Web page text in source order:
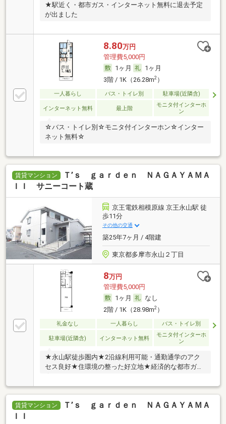
★駅近く・都市ガス・インターネット無料に退去予定
が出ました
8.80万円
管理費5,000円
1ヶ月
1ヶ月
3階 / 1K（26.28m2）
一人暮らし バス・トイレ別 駐車場(近隣含)
インターネット無料 最上階
モニタ付インターホ
ン
☆バス・トイレ別☆モニタ付インターホン☆インター
ネット無料☆
賃貸マンション
Ｔ’ｓ ｇａｒｄｅｎ ＮＡＧＡＹＡＭＡ
ＩＩ サニーコート蔵
京王電鉄相模原線 京王永山駅 徒
歩11分
その他の交通
築25年7ヶ月 / 4階建
東京都多摩市永山２丁目
8万円
管理費5,000円
1ヶ月
なし
2階 / 1K（28.98m2）
礼金なし 一人暮らし バス・トイレ別
駐車場(近隣含) インターネット無料
モニタ付インターホ
ン
★永山駅徒歩圏内★2沿線利用可能・通勤通学のアク
セス良好★住環境の整った好立地★経済的な都市ガス
賃貸マンション
Ｔ’ｓ ｇａｒｄｅｎ ＮＡＧＡＹＡＭＡ
ＩＩ